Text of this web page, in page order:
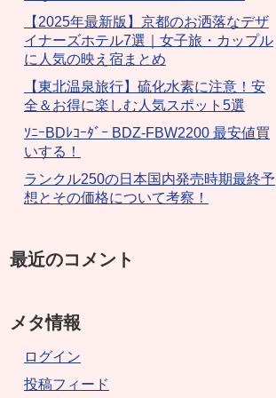
【2025年最新版】京都のお洒落なデザ
イナーズホテル7選｜女子旅・カップル
に人気の映え宿まとめ
【東北温泉旅行】硫化水素に注意！安
全＆お得に楽しむ人気スポット5選
ｿﾆｰBDﾚｺｰﾀﾞｰ BDZ-FBW2200 最安値買
いする！
ランクル250の日本国内発売時期最終予
想とその価格について考察！
最近のコメント
メタ情報
ログイン
投稿フィード